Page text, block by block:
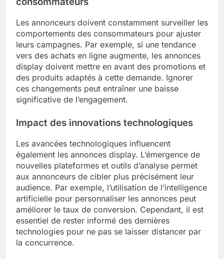
Les annonceurs doivent constamment surveiller les
comportements des consommateurs pour ajuster
leurs campagnes. Par exemple, si une tendance
vers des achats en ligne augmente, les annonces
display doivent mettre en avant des promotions et
des produits adaptés à cette demande. Ignorer
ces changements peut entraîner une baisse
significative de l’engagement.
Impact des innovations technologiques
Les avancées technologiques influencent
également les annonces display. L’émergence de
nouvelles plateformes et outils d’analyse permet
aux annonceurs de cibler plus précisément leur
audience. Par exemple, l’utilisation de l’intelligence
artificielle pour personnaliser les annonces peut
améliorer le taux de conversion. Cependant, il est
essentiel de rester informé des dernières
technologies pour ne pas se laisser distancer par
la concurrence.